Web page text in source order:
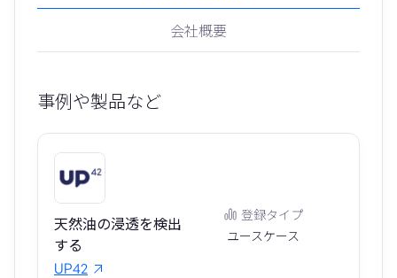
会社概要
事例や製品など
天然油の浸透を検出
する
UP42
登録タイプ
ユースケース